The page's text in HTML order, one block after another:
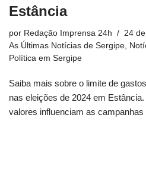
Estância
por Redação Imprensa 24h
24
As Últimas Notícias de Sergipe
Política em Sergipe
Saiba mais sobre o limite de
nas eleições de 2024 em
valores influenciam as